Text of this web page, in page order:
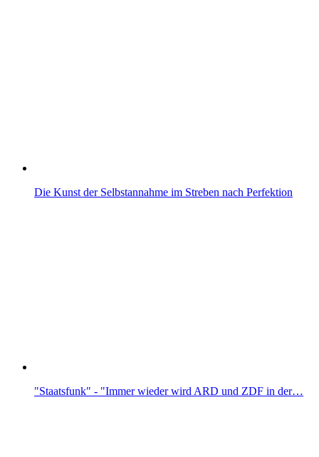
Die Kunst der Selbstannahme im Streben nach Perfektion
"Staatsfunk" - "Immer wieder wird ARD und ZDF in der…